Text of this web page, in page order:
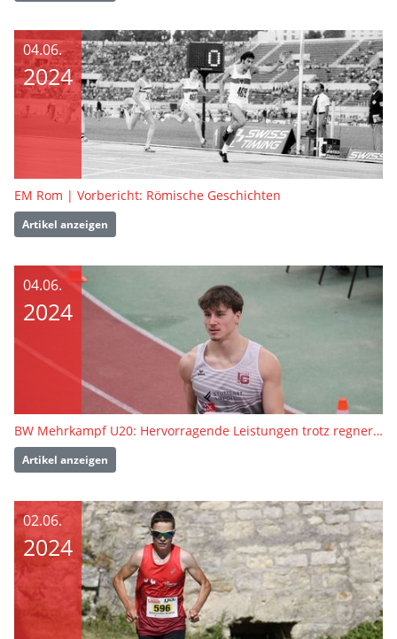
04.06.
2024
EM Rom | Vorbericht: Römische Geschichten
Artikel anzeigen
04.06.
2024
BW Mehrkampf U20: Hervorragende Leistungen trotz regnerischem Wetter
Artikel anzeigen
02.06.
2024